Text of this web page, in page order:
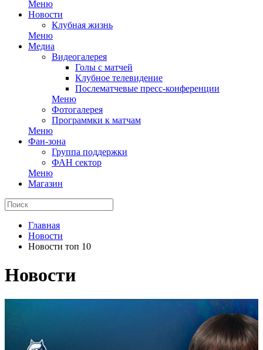
Меню
Новости
Клубная жизнь
Меню
Медиа
Видеогалерея
Голы с матчей
Клубное телевидение
Послематчевые пресс-конференции
Меню
Фотогалерея
Программки к матчам
Меню
Фан-зона
Группа поддержки
ФАН сектор
Меню
Магазин
Главная
Новости
Новости топ 10
Новости